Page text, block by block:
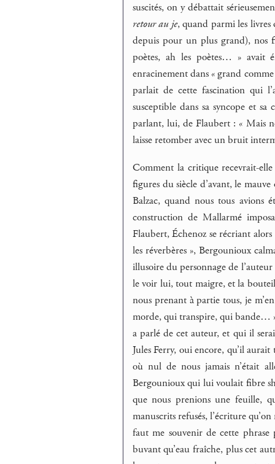
suscités, on y débattait
retour au je, quand parmi les
depuis pour un plus grand), nos
poètes, ah les poètes… » avait
enracinement dans « grand
parlait de cette fascination qui
susceptible dans sa syncope et
parlant, lui, de Flaubert : « Mais
laisse retomber avec un bruit
Comment la critique recevrait-
figures du siècle d’avant, le
Balzac, quand nous tous avions
construction de Mallarmé
Flaubert, Échenoz se récriant
les réverbères », Bergounioux
illusoire du personnage de
le voir lui, tout maigre, et la
nous prenant à partie tous, je
morde, qui transpire, qui bande…
a parlé de cet auteur, et qui il
Jules Ferry, oui encore, qu’il
où nul de nous jamais n’était
Bergounioux qui lui voulait fibre
que nous prenions une feuille,
manuscrits refusés, l’écriture
faut me souvenir de cette
buvant qu’eau fraîche, plus cet